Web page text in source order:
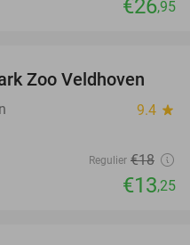
€26,95
26%
Zoo Veldhoven
9.4 star
Regulier €18
€13,25